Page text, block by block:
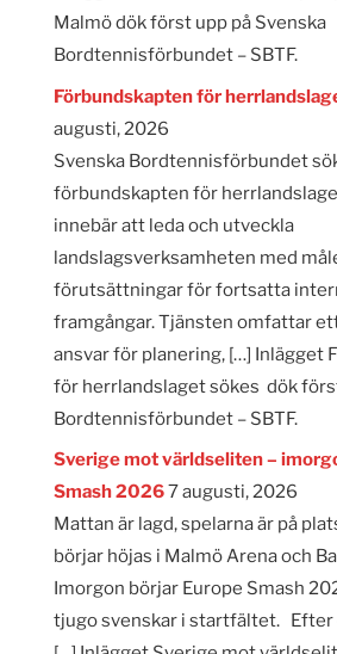
Malmö dök först upp på Svenska
Bordtennisförbundet – SBTF.
Förbundskapten för
augusti, 2026
Svenska Bordtennisförbundet
förbundskapten för
innebär att leda och utveckla
landslagsverksamheten med
förutsättningar för fortsatta
framgångar. Tjänsten omfattar
ansvar för planering, […] Inlägget
för herrlandslaget sökes dök
Bordtennisförbundet – SBTF.
Sverige mot världseliten –
Smash 20267 augusti, 2026
Mattan är lagd, spelarna är på
börjar höjas i Malmö Arena och
Imorgon börjar Europe Smash
tjugo svenskar i startfältet. Efter